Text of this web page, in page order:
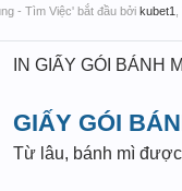
- Tìm Việc' bắt đầu bởi kubet1
IN GIẤY GÓI BÁNH
GIẤY GÓI
Từ lâu, bánh mì